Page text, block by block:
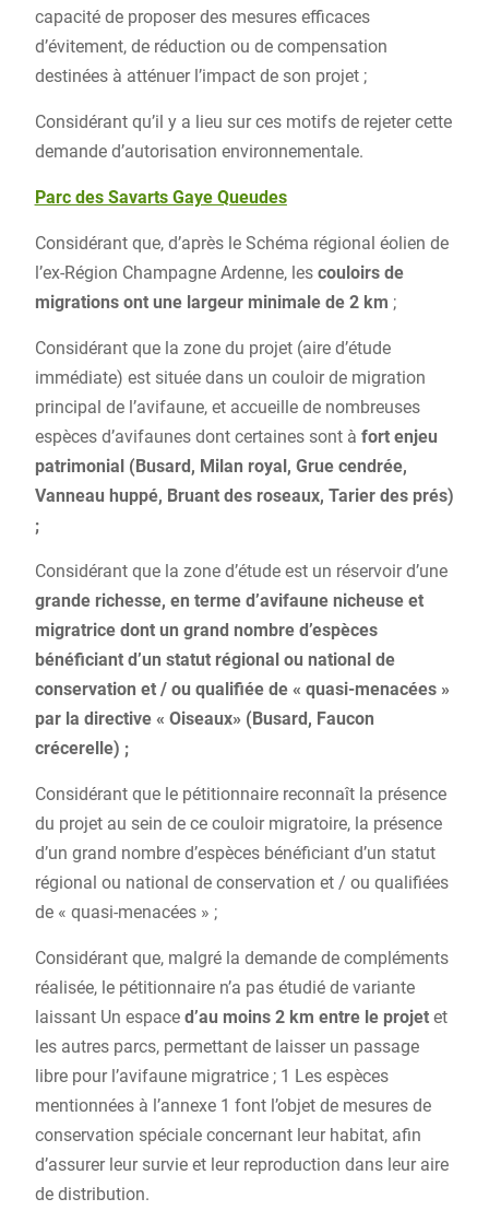
capacité de proposer des mesures efficaces
d’évitement, de réduction ou de compensation
destinées à atténuer l’impact de son projet ;
Considérant qu’il y a lieu sur ces motifs de rejeter cette
demande d’autorisation environnementale.
Parc des Savarts Gaye Queudes
Considérant que, d’après le Schéma régional éolien de
l’ex-Région Champagne Ardenne, les couloirs de
migrations ont une largeur minimale de 2 km ;
Considérant que la zone du projet (aire d’étude
immédiate) est située dans un couloir de migration
principal de l’avifaune, et accueille de nombreuses
espèces d’avifaunes dont certaines sont à fort enjeu
patrimonial (Busard, Milan royal, Grue cendrée,
Vanneau huppé, Bruant des roseaux, Tarier des prés)
;
Considérant que la zone d’étude est un réservoir d’une
grande richesse, en terme d’avifaune nicheuse et
migratrice dont un grand nombre d’espèces
bénéficiant d’un statut régional ou national de
conservation et / ou qualifiée de « quasi-menacées »
par la directive « Oiseaux» (Busard, Faucon
crécerelle) ;
Considérant que le pétitionnaire reconnaît la présence
du projet au sein de ce couloir migratoire, la présence
d’un grand nombre d’espèces bénéficiant d’un statut
régional ou national de conservation et / ou qualifiées
de « quasi-menacées » ;
Considérant que, malgré la demande de compléments
réalisée, le pétitionnaire n’a pas étudié de variante
laissant Un espace d’au moins 2 km entre le projetet
les autres parcs, permettant de laisser un passage
libre pour l’avifaune migratrice ; 1 Les espèces
mentionnées à l’annexe 1 font l’objet de mesures de
conservation spéciale concernant leur habitat, afin
d’assurer leur survie et leur reproduction dans leur aire
de distribution.